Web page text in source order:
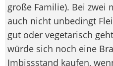
große Familie). Bei zwei
auch nicht unbedingt
gut oder vegetarisch
würde sich noch eine
Imbissstand kaufen,